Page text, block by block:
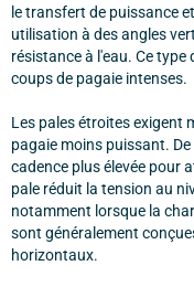
le transfert de puissance
utilisation à des angles
résistance à l'eau. Ce type
coups de pagaie intenses.
Les pales étroites exigent
pagaie moins puissant.
cadence plus élevée pour
pale réduit la tension au
notamment lorsque la
sont généralement
horizontaux.